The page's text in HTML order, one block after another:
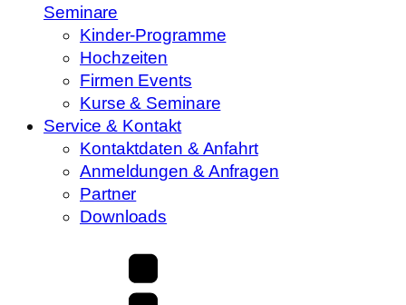
Seminare
Kinder-Programme
Hochzeiten
Firmen Events
Kurse & Seminare
Service & Kontakt
Kontaktdaten & Anfahrt
Anmeldungen & Anfragen
Partner
Downloads